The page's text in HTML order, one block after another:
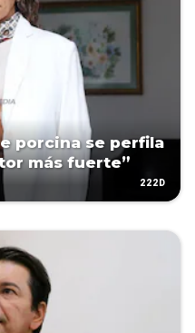
porcina se perfila
más fuerte”
222D